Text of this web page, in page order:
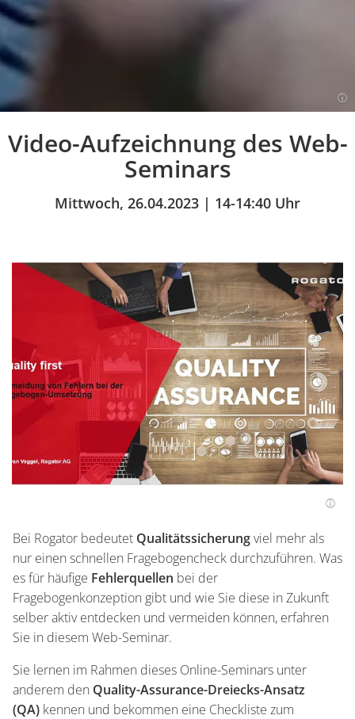
Einleitung
Video-Aufzeichnung des Web-
Seminars
Mittwoch, 26.04.2023 | 14-14:40 Uhr
Bei Rogator bedeutet Qualitätssicherungviel mehr als
nur einen schnellen Fragebogencheck durchzuführen. Was
es für häufige Fehlerquellen bei der
Fragebogenkonzeption gibt und wie Sie diese in Zukunft
selber aktiv entdecken und vermeiden können, erfahren
Sie in diesem Web-Seminar.
Sie lernen im Rahmen dieses Online-Seminars unter
anderem den Quality-Assurance-Dreiecks-Ansatz
(QA) kennen und bekommen eine Checkliste zum